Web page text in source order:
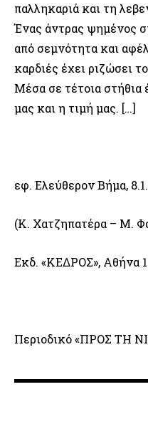
παλληκαριά και τη
Ένας άντρας ψημένος
από σεμνότητα και
καρδιές έχει ριζώσει
Μέσα σε τέτοια στήθια
μας και η τιμή μας. […]
εφ. Ελεύθερον Βήμα,
(Κ. Χατζηπατέρα – Μ.
Εκδ. «ΚΕΔΡΟΣ», Αθήνα
Περιοδικό «ΠΡΟΣ ΤΗ